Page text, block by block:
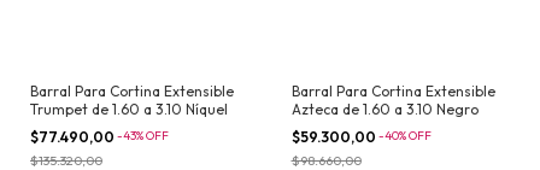
Barral Para Cortina Extensible
Trumpet de 1.60 a 3.10 Níquel
$77.490,00 -43%OFF
$135.320,00
Barral Para Cortina Extensible
Azteca de 1.60 a 3.10 Negro
$59.300,00 -40%OFF
$98.660,00